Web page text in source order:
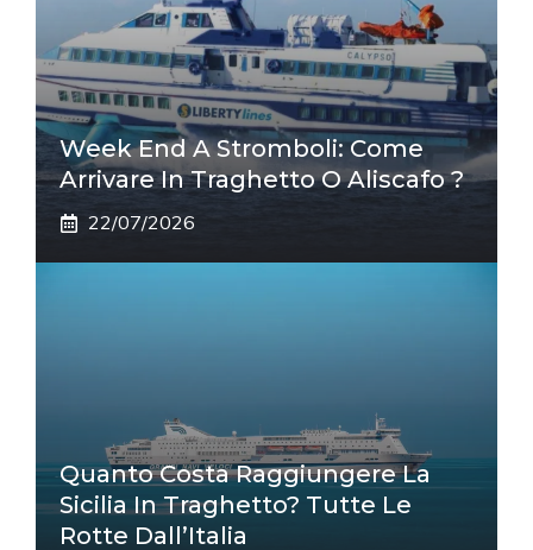
Week End A Stromboli: Come
Arrivare In Traghetto O Aliscafo ?
22/07/2026
Quanto Costa Raggiungere La
Sicilia In Traghetto? Tutte Le
Rotte Dall’Italia